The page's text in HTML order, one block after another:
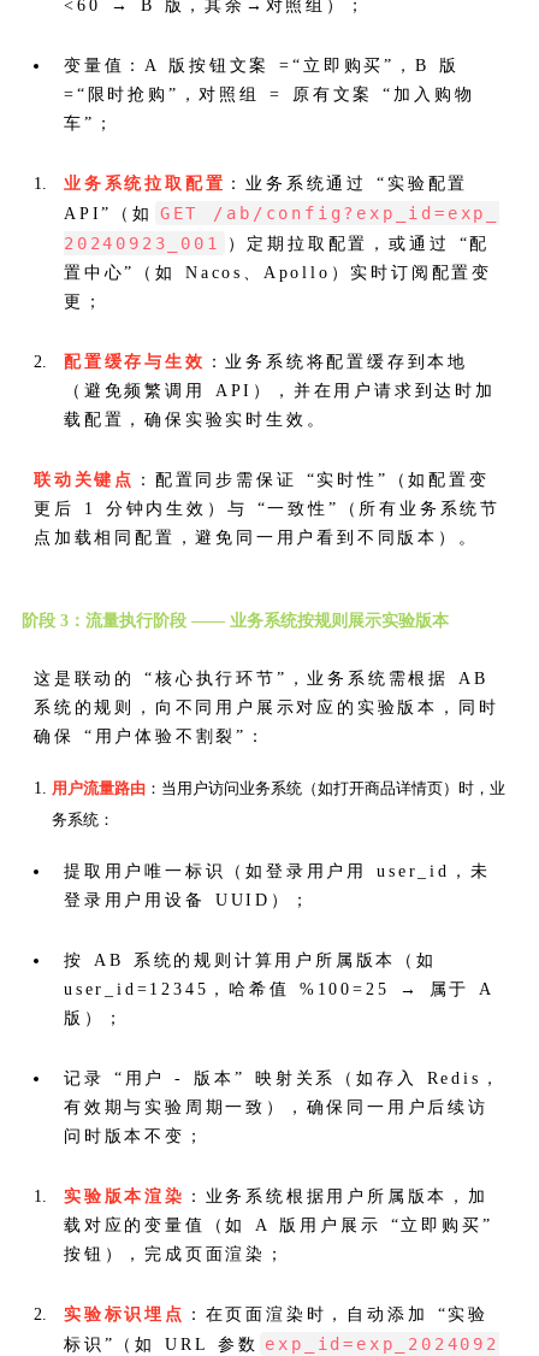
<60 → B 版，其余→对照组）；
变量值：A 版按钮文案 =“立即购买”，B 版
=“限时抢购”，对照组 = 原有文案 “加入购物
车”；
业务系统拉取配置 ：业务系统通过 “实验配置
API”（如
GET /ab/config?exp_id=exp_
20240923_001
）定期拉取配置，或通过 “配
置中心”（如 Nacos、Apollo）实时订阅配置变
更；
配置缓存与生效 ：业务系统将配置缓存到本地
（避免频繁调用 API），并在用户请求到达时加
载配置，确保实验实时生效。
联动关键点 ：配置同步需保证 “实时性”（如配置变
更后 1 分钟内生效）与 “一致性”（所有业务系统节
点加载相同配置，避免同一用户看到不同版本）。
阶段 3：流量执行阶段 —— 业务系统按规则展示实验版本
这是联动的 “核心执行环节”，业务系统需根据 AB
系统的规则，向不同用户展示对应的实验版本，同时
确保 “用户体验不割裂”：
用户流量路由 ：当用户访问业务系统（如打开商品详情页）时，业
务系统：
提取用户唯一标识（如登录用户用 user_id，未
登录用户用设备 UUID）；
按 AB 系统的规则计算用户所属版本（如
user_id=12345，哈希值 %100=25 → 属于 A
版）；
记录 “用户 - 版本” 映射关系（如存入 Redis，
有效期与实验周期一致），确保同一用户后续访
问时版本不变；
实验版本渲染 ：业务系统根据用户所属版本，加
载对应的变量值（如 A 版用户展示 “立即购买”
按钮），完成页面渲染；
实验标识埋点 ：在页面渲染时，自动添加 “实验
标识”（如 URL 参数
exp_id=exp_2024092